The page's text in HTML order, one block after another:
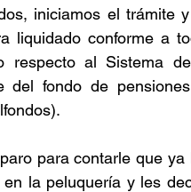
iniciamos el trámite
liquidado conforme a
respecto al Sistema
del fondo de
para contarle que
la peluquería y les